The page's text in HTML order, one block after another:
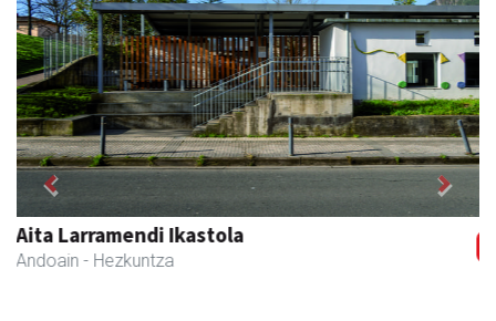
Urrats inprimategia
Andoain - Inprimategiak
Previous Next